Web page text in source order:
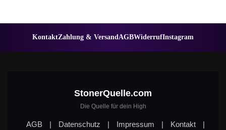
KontaktZahlung & VersandAGBWiderrufInstagram
StonerQuelle.com
Die Quelle für dein High
AGB | Datenschutz | Impressum | Kontakt
|